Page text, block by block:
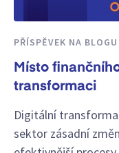
PŘÍSPĚVEK NA BLOGU
Místo
transformaci
Digitální
sektor zásadní